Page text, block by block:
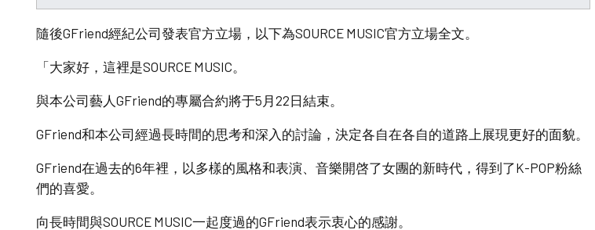
隨後GFriend經紀公司發表官方立場，以下為SOURCE MUSIC官方立場全文。
「大家好，這裡是SOURCE MUSIC。
與本公司藝人GFriend的專屬合約將于5月22日結束。
GFriend和本公司經過長時間的思考和深入的討論，決定各自在各自的道路上展現更好的面貌。
GFriend在過去的6年裡，以多樣的風格和表演、音樂開啓了女團的新時代，得到了K-POP粉絲
們的喜愛。
向長時間與SOURCE MUSIC一起度過的GFriend表示衷心的感謝。